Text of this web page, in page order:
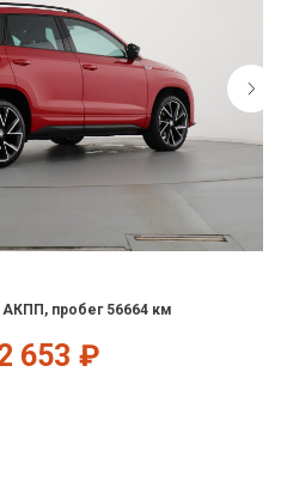
АКПП, пробег 56664 км
653 ₽